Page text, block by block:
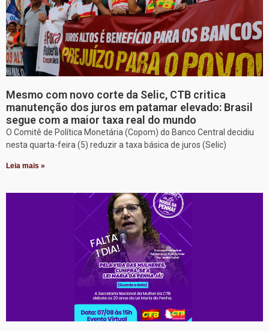
Mesmo com novo corte da Selic, CTB critica
manutenção dos juros em patamar elevado: Brasil
segue com a maior taxa real do mundo
O Comitê de Política Monetária (Copom) do Banco Central decidiu
nesta quarta-feira (5) reduzir a taxa básica de juros (Selic)
Leia mais »